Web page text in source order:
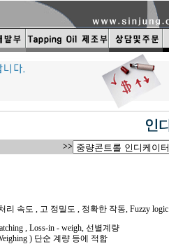
>>
리 속도 , 고 정밀도 , 정확한 작동, Fuzzy logic
, Loss-in - weigh, 선별계량
). 단순 계량 등에 적합